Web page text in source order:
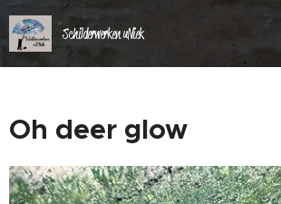
Schilderwerken uNiek
Oh deer glow